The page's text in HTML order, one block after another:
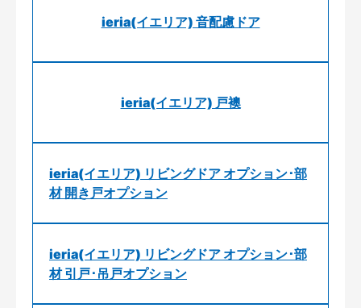
ieria(イエリア) 音配慮ドア
ieria(イエリア) 戸襖
ieria(イエリア) リビングドア オプション･部
材 開き戸オプション
ieria(イエリア) リビングドア オプション･部
材 引戸･吊戸オプション